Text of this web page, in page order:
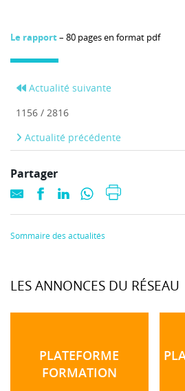
Le rapport– 80 pages en format pdf
Actualité suivante
1156 / 2816
Actualité précédente
Partager
Sommaire des actualités
LES ANNONCES DU RÉSEAU
PLATEFORME
FORMATION